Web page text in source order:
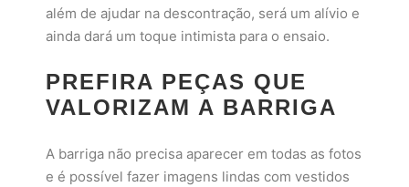
além de ajudar na descontração, será um alívio e
ainda dará um toque intimista para o ensaio.
PREFIRA PEÇAS QUE
VALORIZAM A BARRIGA
A barriga não precisa aparecer em todas as fotos
e é possível fazer imagens lindas com vestidos